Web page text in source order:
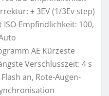
± 3EV (1/3Ev step)
Empfindlichkeit: 100,
AE Kürzeste
Verschlusszeit: 4 s
an, Rote-Augen-